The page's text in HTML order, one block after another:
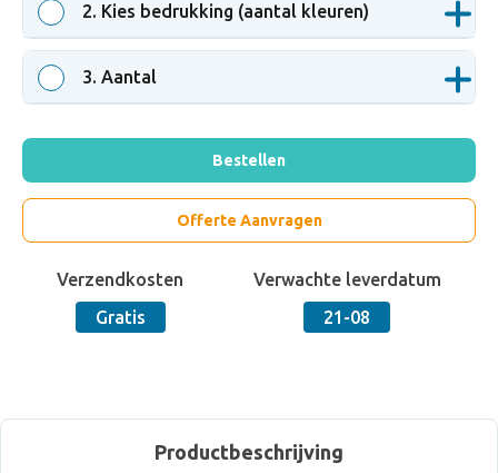
2. Kies bedrukking (aantal kleuren)
3. Aantal
Bestellen
Offerte Aanvragen
Verzendkosten
Gratis
Verwachte leverdatum
21-08
Productbeschrijving